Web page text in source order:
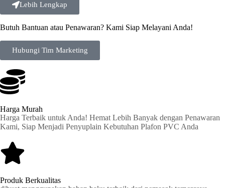
Lebih Lengkap
Butuh Bantuan atau Penawaran? Kami Siap Melayani Anda!
Hubungi Tim Marketing
Harga Murah
Harga Terbaik untuk Anda! Hemat Lebih Banyak dengan Penawaran
Kami, Siap Menjadi Penyuplain Kebutuhan Plafon PVC Anda
Produk Berkualitas